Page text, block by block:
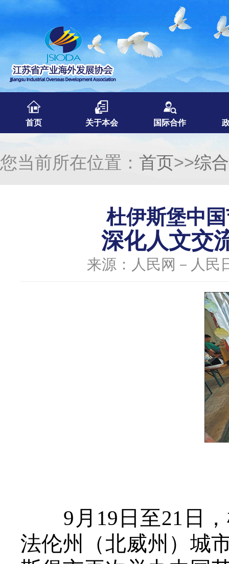
首页 关于本会 国际合作
您当前所在位置： 首页>>综
杜伊斯堡中
深化人文交
来源：人民网－人民
9月19日至21日，
法伦州（北威州）城